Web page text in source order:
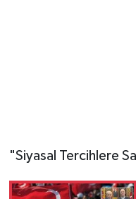
​"Siyasal Tercihlere